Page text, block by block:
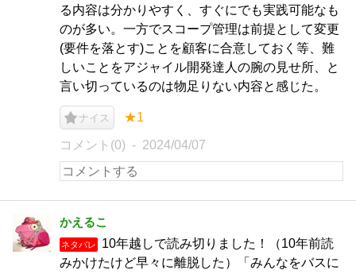
る内容は分かりやすく、すぐにでも実践可能なも
のが多い。一方でスコープ管理は前提として変更
(要件を落とす)ことを顧客に合意しておく等、難
しいことをアジャイル開発達人の腕の見せ所、と
言い切っているのは物足りない内容と感じた。
ナイス ★1
コメント(0) 2024/04/07
かえるこ
ネタバレ
10年越しで読み切りました！（10年前読
みかけたけど早々に離脱した）「みんなをバスに